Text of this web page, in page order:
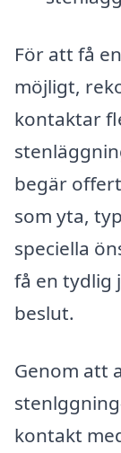
För att få
möjligt,
kontaktar
begär
som yta,
speciella
få en tydlig
beslut.
Genom att
kontakt